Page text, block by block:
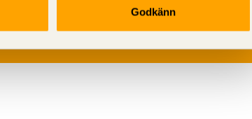
Godkänn
Läs vårintegritetspolicy.